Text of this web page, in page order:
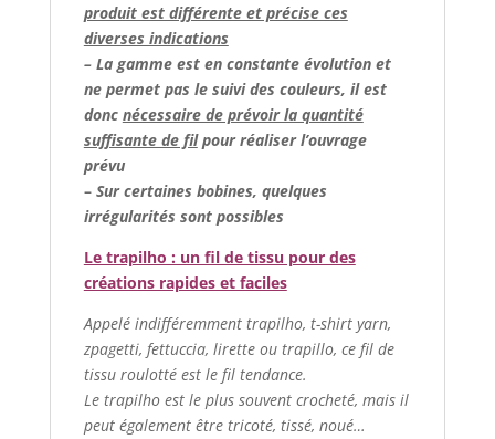
produit est différente et précise ces
diverses indications
– La gamme est en constante évolution et
ne permet pas le suivi des couleurs, il est
donc nécessaire de prévoir la quantité
suffisante de filpour réaliser l’ouvrage
prévu
– Sur certaines bobines, quelques
irrégularités sont possibles
Le trapilho : un fil de tissu pour des
créations rapides et faciles
Appelé indifféremment trapilho, t-shirt yarn,
zpagetti, fettuccia, lirette ou trapillo, ce fil de
tissu roulotté est le fil tendance.
Le trapilho est le plus souvent crocheté, mais il
peut également être tricoté, tissé, noué…